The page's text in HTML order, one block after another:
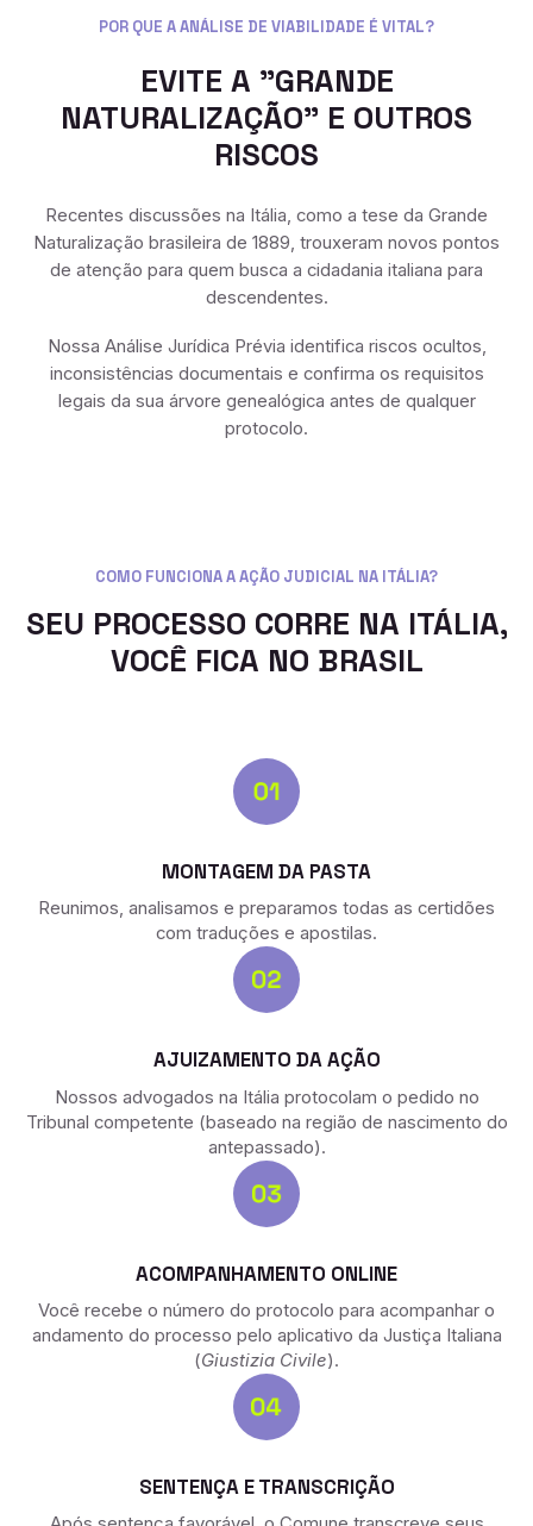
POR QUE A ANÁLISE DE VIABILIDADE É VITAL?
EVITE A "GRANDE
NATURALIZAÇÃO" E OUTROS
RISCOS
Recentes discussões na Itália, como a tese da Grande
Naturalização brasileira de 1889, trouxeram novos pontos
de atenção para quem busca a cidadania italiana para
descendentes.
Nossa Análise Jurídica Prévia identifica riscos ocultos,
inconsistências documentais e confirma os requisitos
legais da sua árvore genealógica antes de qualquer
protocolo.
COMO FUNCIONA A AÇÃO JUDICIAL NA ITÁLIA?
SEU PROCESSO CORRE NA ITÁLIA,
VOCÊ FICA NO BRASIL
MONTAGEM DA PASTA
Reunimos, analisamos e preparamos todas as certidões
com traduções e apostilas.
AJUIZAMENTO DA AÇÃO
Nossos advogados na Itália protocolam o pedido no
Tribunal competente (baseado na região de nascimento do
antepassado).
ACOMPANHAMENTO ONLINE
Você recebe o número do protocolo para acompanhar o
andamento do processo pelo aplicativo da Justiça Italiana
(Giustizia Civile).
SENTENÇA E TRANSCRIÇÃO